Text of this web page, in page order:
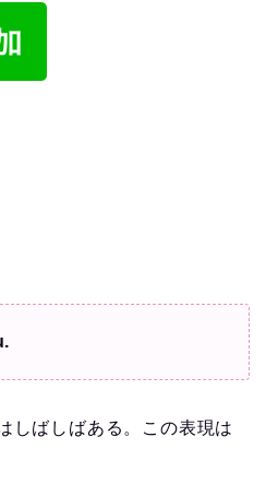
しばしばある。この表現は